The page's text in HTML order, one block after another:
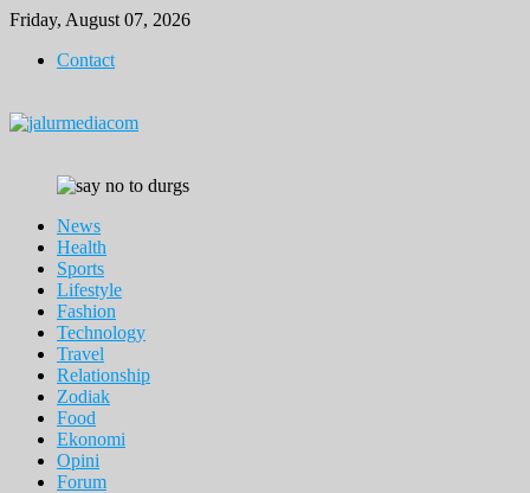
Skip
content
Friday, August 07, 2026
Contact
News
Health
Sports
Lifestyle
Fashion
Technology
Travel
Relationship
Zodiak
Food
Ekonomi
Opini
Forum